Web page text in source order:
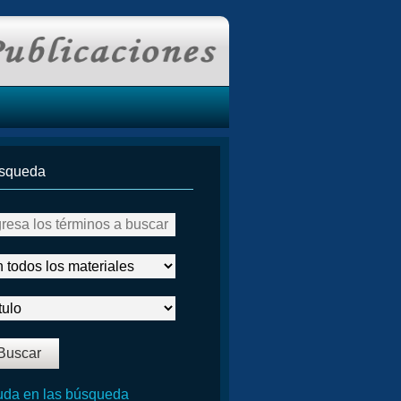
en las búsqueda